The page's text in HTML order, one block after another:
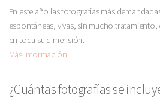
En este año las fotografías más
espontáneas, vivas, sin mucho
en toda su dimensión.
Más Información
¿Cuántas fotografías se